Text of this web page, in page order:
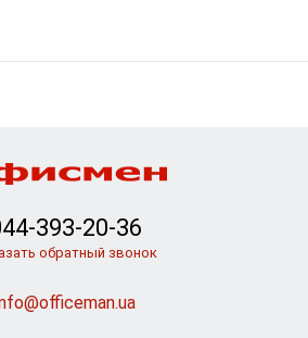
393-20-36
обратный звонок